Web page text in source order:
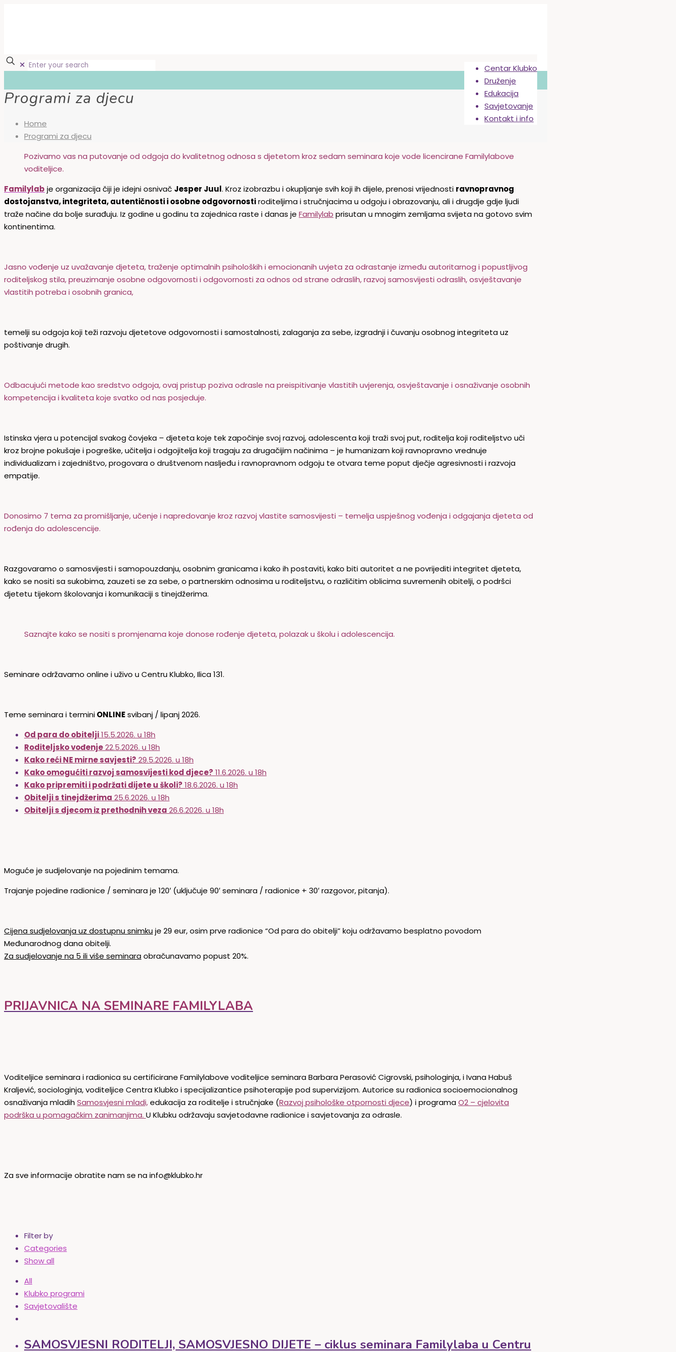
Centar Klubko
Druženje
Edukacija
Savjetovanje
Kontakt i info
✕
Programi za djecu
Home
Programi za djecu
Pozivamo vas na putovanje od odgoja do kvalitetnog odnosa s djetetom kroz sedam seminara koje vode licencirane Familylabove
voditeljice.
Familylab je organizacija čiji je idejni osnivač Jesper Juul. Kroz izobrazbu i okupljanje svih koji ih dijele, prenosi vrijednosti ravnopravnog
dostojanstva, integriteta, autentičnosti i osobne odgovornostiroditeljima i stručnjacima u odgoju i obrazovanju, ali i drugdje gdje ljudi
traže načine da bolje surađuju. Iz godine u godinu ta zajednica raste i danas je Familylab prisutan u mnogim zemljama svijeta na gotovo svim
kontinentima.
Jasno vođenje uz uvažavanje djeteta, traženje optimalnih psiholoških i emocionanih uvjeta za odrastanje između autoritarnog i popustljivog
roditeljskog stila, preuzimanje osobne odgovornosti i odgovornosti za odnos od strane odraslih, razvoj samosvijesti odraslih, osvještavanje
vlastitih potreba i osobnih granica,
temelji su odgoja koji teži razvoju djetetove odgovornosti i samostalnosti, zalaganja za sebe, izgradnji i čuvanju osobnog integriteta uz
poštivanje drugih.
Odbacujući metode kao sredstvo odgoja, ovaj pristup poziva odrasle na preispitivanje vlastitih uvjerenja, osvještavanje i osnaživanje osobnih
kompetencija i kvaliteta koje svatko od nas posjeduje.
Istinska vjera u potencijal svakog čovjeka – djeteta koje tek započinje svoj razvoj, adolescenta koji traži svoj put, roditelja koji roditeljstvo uči
kroz brojne pokušaje i pogreške, učitelja i odgojitelja koji tragaju za drugačijim načinima – je humanizam koji ravnopravno vrednuje
individualizam i zajedništvo, progovara o društvenom nasljeđu i ravnopravnom odgoju te otvara teme poput dječje agresivnosti i razvoja
empatije.
Donosimo 7 tema za promišljanje, učenje i napredovanje kroz razvoj vlastite samosvijesti – temelja uspješnog vođenja i odgajanja djeteta od
rođenja do adolescencije.
Razgovaramo o samosvijesti i samopouzdanju, osobnim granicama i kako ih postaviti, kako biti autoritet a ne povrijediti integritet djeteta,
kako se nositi sa sukobima, zauzeti se za sebe, o partnerskim odnosima u roditeljstvu, o različitim oblicima suvremenih obitelji, o podršci
djetetu tijekom školovanja i komunikaciji s tinejdžerima.
Saznajte kako se nositi s promjenama koje donose rođenje djeteta, polazak u školu i adolescencija.
Seminare održavamo online i uživo u Centru Klubko, Ilica 131.
Teme seminara i terminiONLINEsvibanj / lipanj 2026.
Od para do obitelji15.5.2026. u 18h
Roditeljsko vođenje22.5.2026. u 18h
Kako reći NE mirne savjesti? 29.5.2026. u 18h
Kako omogućiti razvoj samosvijesti kod djece? 11.6.2026. u 18h
Kako pripremiti i podržati dijete u školi? 18.6.2026. u 18h
Obitelji s tinejdžerima 25.6.2026. u 18h
Obitelji s djecom iz prethodnih veza 26.6.2026. u 18h
Moguće je sudjelovanje na pojedinim temama.
Trajanje pojedine radionice / seminara je 120′ (uključuje 90′ seminara / radionice + 30′ razgovor, pitanja).
Cijena sudjelovanja uz dostupnu snimkuje 29 eur, osim prve radionice “Od para do obitelji” koju održavamo besplatno povodom
Međunarodnog dana obitelji.
Za sudjelovanje na 5 ili više seminaraobračunavamo popust 20%.
PRIJAVNICA NA SEMINARE FAMILYLABA
Voditeljice seminara i radionica su certificirane Familylabove voditeljice seminara Barbara Perasović Cigrovski, psihologinja, i Ivana Habuš
Kraljević, sociologinja, voditeljice Centra Klubko i specijalizantice psihoterapije pod supervizijom. Autorice su radionica socioemocionalnog
osnaživanja mladihSamosvjesni mladi,edukacija za roditelje i stručnjake (Razvoj psihološke otpornosti djece) i programaO2 – cjelovita
podrška u pomagačkim zanimanjima. U Klubku održavaju savjetodavne radionice i savjetovanja za odrasle.
Za sve informacije obratite nam se na info@klubko.hr
Filter by
Categories
Show all
All
Klubko programi
Savjetovalište
SAMOSVJESNI RODITELJI, SAMOSVJESNO DIJETE – ciklus seminara Familylaba u Centru